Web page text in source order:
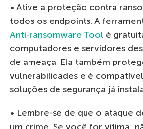
• Ative a proteção contra
todos os endpoints. A
Anti-ransomware Tool é
computadores e servidores
de ameaça. Ela também
vulnerabilidades e é
soluções de segurança já
• Lembre-se de que o ataque
um crime. Se você for vítima,